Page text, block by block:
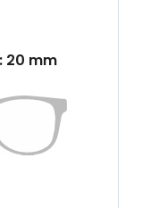
20 mm